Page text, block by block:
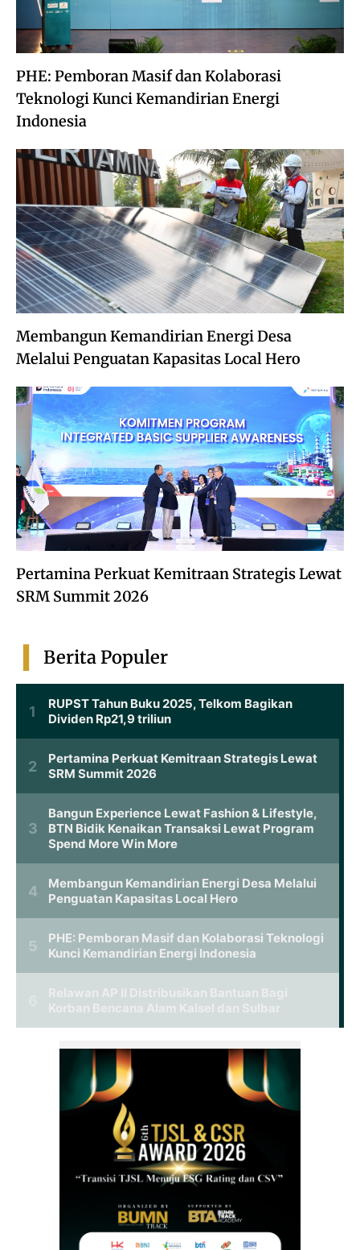
PHE: Pemboran Masif dan Kolaborasi
Teknologi Kunci Kemandirian Energi
Indonesia
Membangun Kemandirian Energi Desa
Melalui Penguatan Kapasitas Local Hero
Pertamina Perkuat Kemitraan Strategis Lewat
SRM Summit 2026
Berita Populer